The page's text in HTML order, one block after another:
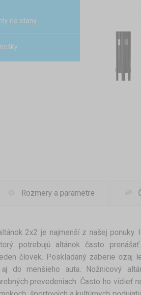
na stany
Rozmery a parametre
2x2 je najmenší z našej ponuky.
potrebujú altánok často
človek. Poskladaný zaberie ozaj
do menšieho auta. Nožnicový
prevedeniach. Často ho vidieť